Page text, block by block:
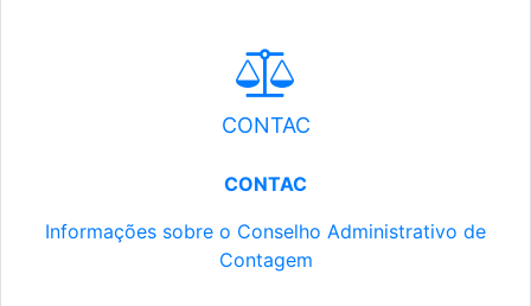
CONTAC
CONTAC
Informações sobre o Conselho Administrativo de
Contagem